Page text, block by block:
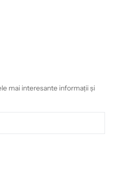
mai interesante informații și